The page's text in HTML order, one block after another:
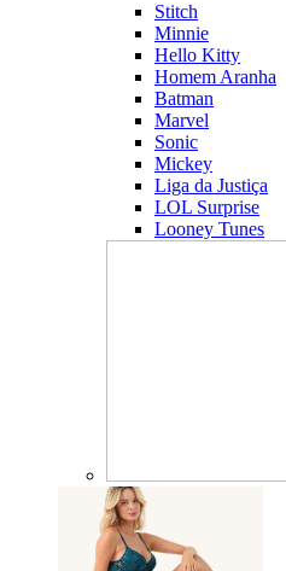
Stitch
Minnie
Hello Kitty
Homem Aranha
Batman
Marvel
Sonic
Mickey
Liga da Justiça
LOL Surprise
Looney Tunes